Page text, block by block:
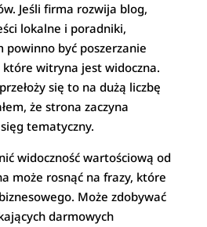
Jeśli firma rozwija blog,
lokalne i poradniki,
być poszerzanie
witryna jest widoczna.
się to na dużą liczbę
że strona zaczyna
tematyczny.
widoczność wartościową od
może rosnąć na frazy, które
Może zdobywać
darmowych